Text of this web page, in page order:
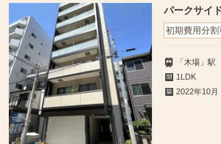
パークサイ
初期費用分割
「木場」
1LDK
2022年10月